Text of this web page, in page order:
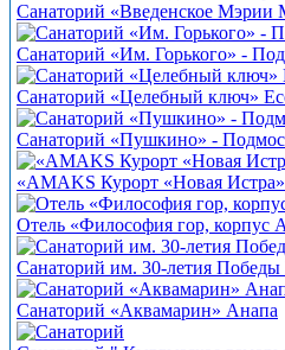
Санаторий «Введенское Мэрии
Санаторий «Им. Горького» -
Санаторий «Целебный ключ»
Санаторий «Пушкино» -
«АMAKS Курорт «Новая
Отель «Философия гор, корпус
Санаторий им. 30-летия Победы
Санаторий «Аквамарин» Анапа